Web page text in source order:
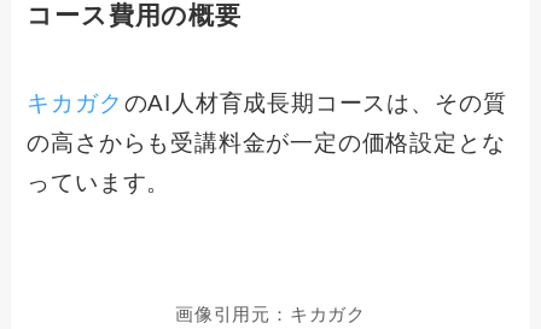
コース費用の概要
キカガク のAI人材育成長期コースは、その質
の高さからも受講料金が一定の価格設定とな
っています。
画像引用元：キカガク